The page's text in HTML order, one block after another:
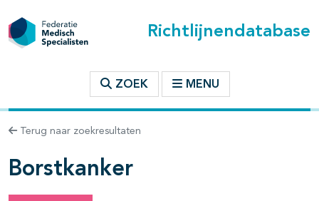
Richtlijnendatabase
ZOEK MENU
Terug naar zoekresultaten
Borstkanker
binnen deze richtlijn